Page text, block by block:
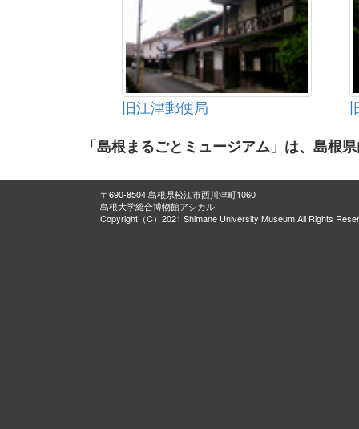
旧江津郵便局
「島根まるごとミュージアム」は、島根
〒690-8504 島根県松江市西川津町1060
島根大学総合博物館アシカル
Copyright（C）2021 Shimane University Museum All Rights